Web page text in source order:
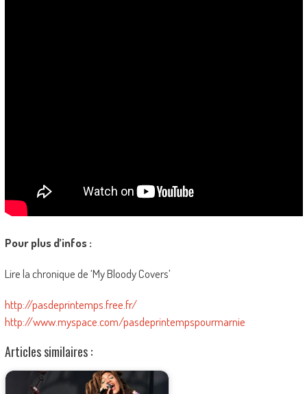
Pour plus d’infos :
Lire la chronique de ‘My Bloody Covers’
http://pasdeprintemps.free.fr/
http://www.myspace.com/pasdeprintempspourmarnie
Articles similaires :